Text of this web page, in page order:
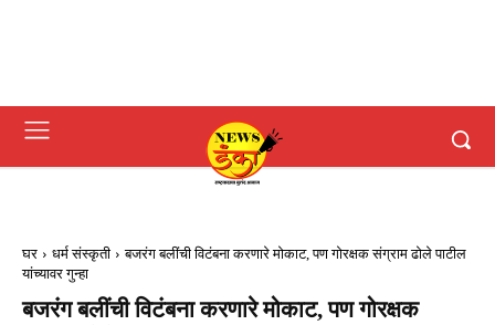
घर धर्म संस्कृती
बजरंग बलींची विटंबना करणारे मोकाट, पण गोरक्षक संग्राम ढोले पाटील
यांच्यावर गुन्हा
बजरंग बलींची विटंबना करणारे मोकाट, पण गोरक्षक